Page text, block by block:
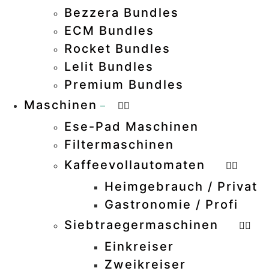
Bezzera Bundles
ECM Bundles
Rocket Bundles
Lelit Bundles
Premium Bundles
Maschinen –
Ese-Pad Maschinen
Filtermaschinen
Kaffeevollautomaten
Heimgebrauch / Privat
Gastronomie / Profi
Siebtraegermaschinen
Einkreiser
Zweikreiser